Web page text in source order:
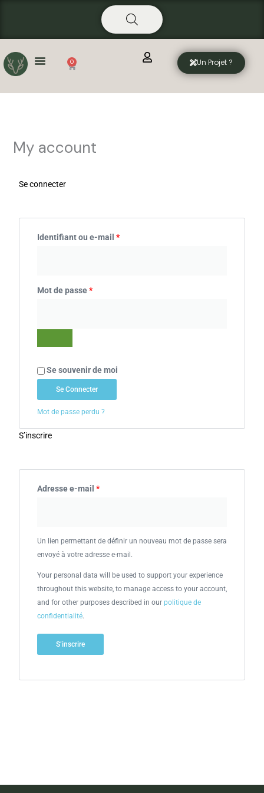
0
Panier Un Projet ?
My account
Se connecter
Identifiant ou e-mail *
Mot de passe*
Se souvenir de moi
Se Connecter
Mot de passe perdu ?
S’inscrire
Adresse e-mail *
Un lien permettant de définir un nouveau mot de passe sera
envoyé à votre adresse e-mail.
Your personal data will be used to support your experience
throughout this website, to manage access to your account,
and for other purposes described in our politique de
confidentialité.
S’inscrire